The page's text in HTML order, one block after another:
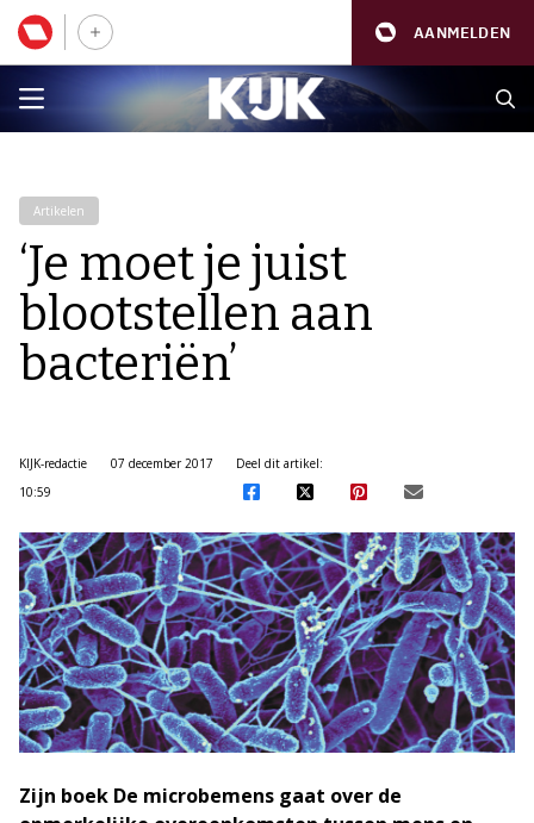
AANMELDEN
Artikelen
‘Je moet je juist
blootstellen aan
bacteriën’
KIJK-redactie
07 december 2017
10:59
Deel dit artikel:
Zijn boek De microbemens gaat over de